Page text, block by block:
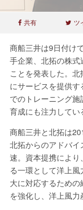
共有 ツ
商船三井は9日付け
手企業、北拓の株
ことを発表した。
にサービスを提供
でのトレーニング
育成にも注力してい
商船三井と北拓は
北拓からのアドバ
速。資本提携によ
る一環として洋上
大に対応するため
を強化し、洋上風力